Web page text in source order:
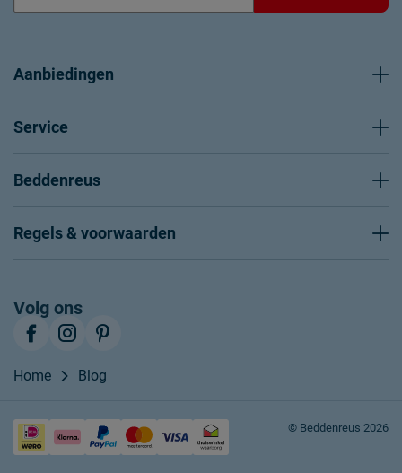
Aanbiedingen
Service
Beddenreus
Regels & voorwaarden
Volg ons
Home Blog
© Beddenreus 2026